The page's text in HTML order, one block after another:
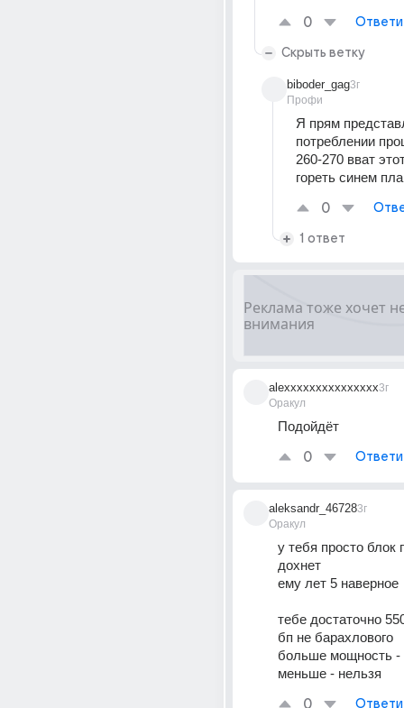
0
Скрыть ветку
biboder_gag
Профи
3г
Я прям
потреблении
260-270 вват
гореть синем
0
1 ответ
alexxxxxxxxxxxxxxx
Оракул
3г
Подойдёт
0
aleksandr_46728
Оракул
3г
у тебя просто блок
дохнет
ему лет 5 наверное
тебе достаточно
бп не барахлового
больше мощность -
меньше - нельзя
0